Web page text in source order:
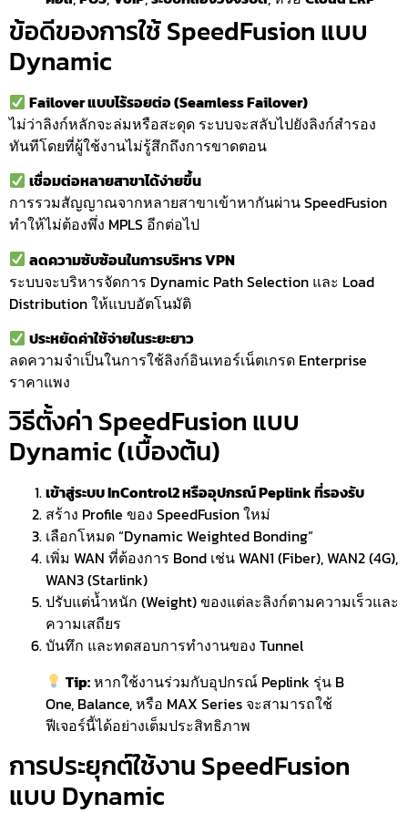
ข้อดีของการใช้ SpeedFusion แบบ
Dynamic
Failover แบบไร้รอยต่อ (Seamless Failover)
ไม่ว่าลิงก์หลักจะล่มหรือสะดุด ระบบจะสลับไปยังลิงก์สำรอง
ทันทีโดยที่ผู้ใช้งานไม่รู้สึกถึงการขาดตอน
เชื่อมต่อหลายสาขาได้ง่ายขึ้น
การรวมสัญญาณจากหลายสาขาเข้าหากันผ่าน SpeedFusion
ทำให้ไม่ต้องพึ่ง MPLS อีกต่อไป
ลดความซับซ้อนในการบริหาร VPN
ระบบจะบริหารจัดการ Dynamic Path Selection และ Load
Distribution ให้แบบอัตโนมัติ
ประหยัดค่าใช้จ่ายในระยะยาว
ลดความจำเป็นในการใช้ลิงก์อินเทอร์เน็ตเกรด Enterprise
ราคาแพง
วิธีตั้งค่า SpeedFusion แบบ
Dynamic (เบื้องต้น)
เข้าสู่ระบบ InControl2 หรืออุปกรณ์ Peplink ที่รองรับ
สร้าง Profile ของ SpeedFusion ใหม่
เลือกโหมด “Dynamic Weighted Bonding”
เพิ่ม WAN ที่ต้องการ Bond เช่น WAN1 (Fiber), WAN2 (4G),
WAN3 (Starlink)
ปรับแต่น้ำหนัก (Weight) ของแต่ละลิงก์ตามความเร็วและ
ความเสถียร
บันทึก และทดสอบการทำงานของ Tunnel
Tip:หากใช้งานร่วมกับอุปกรณ์ Peplink รุ่น B
One, Balance, หรือ MAX Series จะสามารถใช้
ฟีเจอร์นี้ได้อย่างเต็มประสิทธิภาพ
การประยุกต์ใช้งาน SpeedFusion
แบบ Dynamic